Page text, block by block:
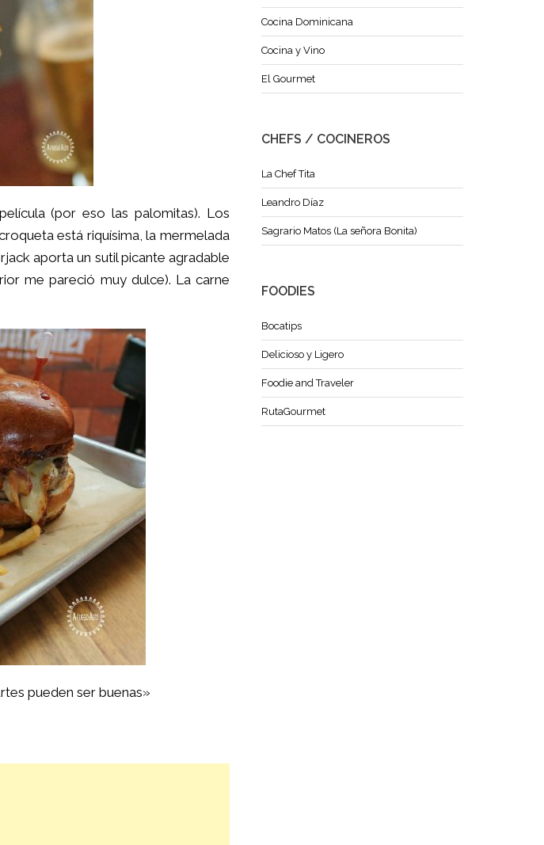
(por eso las palomitas). Los
está riquísima, la mermelada
aporta un sutil picante agradable
me pareció muy dulce). La carne
pueden ser buenas»
Cocina Dominicana
Cocina y Vino
El Gourmet
CHEFS / COCINEROS
La Chef Tita
Leandro Díaz
Sagrario Matos (La señora Bonita)
FOODIES
Bocatips
Delicioso y Ligero
Foodie and Traveler
RutaGourmet